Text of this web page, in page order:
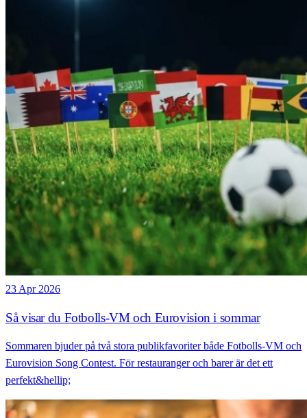
23 Apr 2026
Så visar du Fotbolls-VM och Eurovision i sommar
Sommaren bjuder på två stora publikfavoriter både Fotbolls-VM och
Eurovision Song Contest. För restauranger och barer är det ett
perfekt&hellip;